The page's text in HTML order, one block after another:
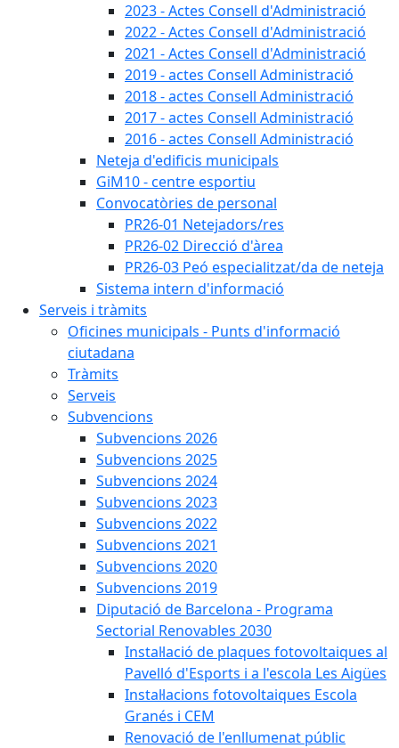
2023 - Actes Consell d'Administració
2022 - Actes Consell d'Administració
2021 - Actes Consell d'Administració
2019 - actes Consell Administració
2018 - actes Consell Administració
2017 - actes Consell Administració
2016 - actes Consell Administració
Neteja d'edificis municipals
GiM10 - centre esportiu
Convocatòries de personal
PR26-01 Netejadors/res
PR26-02 Direcció d'àrea
PR26-03 Peó especialitzat/da de neteja
Sistema intern d'informació
Serveis i tràmits
Oficines municipals - Punts d'informació
ciutadana
Tràmits
Serveis
Subvencions
Subvencions 2026
Subvencions 2025
Subvencions 2024
Subvencions 2023
Subvencions 2022
Subvencions 2021
Subvencions 2020
Subvencions 2019
Diputació de Barcelona - Programa
Sectorial Renovables 2030
Instal·lació de plaques fotovoltaiques al
Pavelló d'Esports i a l'escola Les Aigües
Instal·lacions fotovoltaiques Escola
Granés i CEM
Renovació de l'enllumenat públic